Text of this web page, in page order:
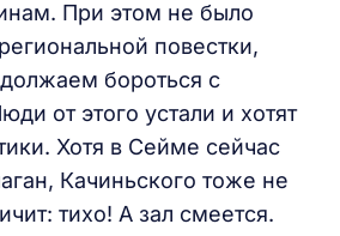
При этом не было
повестки,
бороться с
от этого устали и хотят
Хотя в Сейме сейчас
Качиньского тоже не
тихо! А зал смеется.